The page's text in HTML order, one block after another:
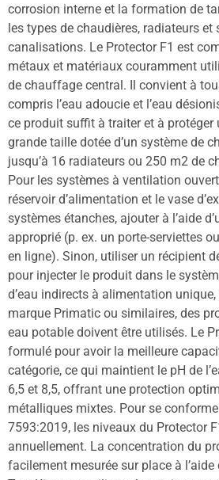
corrosion interne et la formation de
les types de chaudières, radiateurs et
canalisations. Le Protector F1 est
métaux et matériaux couramment
de chauffage central. Il convient à
compris l’eau adoucie et l’eau
ce produit suffit à traiter et à protéger
grande taille dotée d’un système de
jusqu’à 16 radiateurs ou 250 m2 de
Pour les systèmes à ventilation
réservoir d’alimentation et le vase
systèmes étanches, ajouter à l’aide
approprié (p. ex. un porte-serviettes
en ligne). Sinon, utiliser un récipient
pour injecter le produit dans le
d’eau indirects à alimentation
marque Primatic ou similaires, des
eau potable doivent être utilisés. Le
formulé pour avoir la meilleure
catégorie, ce qui maintient le pH de
6,5 et 8,5, offrant une protection
métalliques mixtes. Pour se
7593:2019, les niveaux du Protector
annuellement. La concentration du
facilement mesurée sur place à l’aide